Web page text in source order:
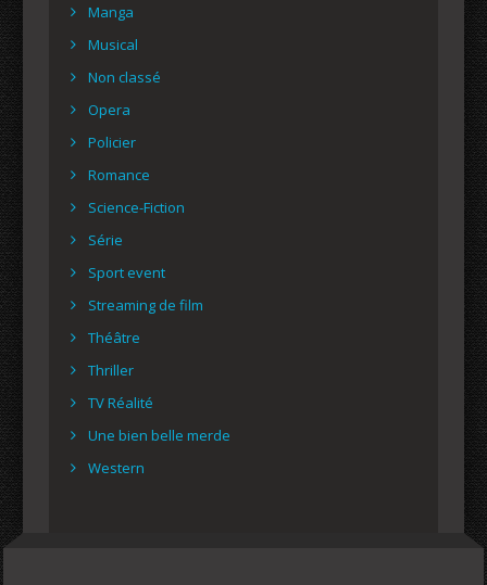
Manga
Musical
Non classé
Opera
Policier
Romance
Science-Fiction
Série
Sport event
Streaming de film
Théâtre
Thriller
TV Réalité
Une bien belle merde
Western